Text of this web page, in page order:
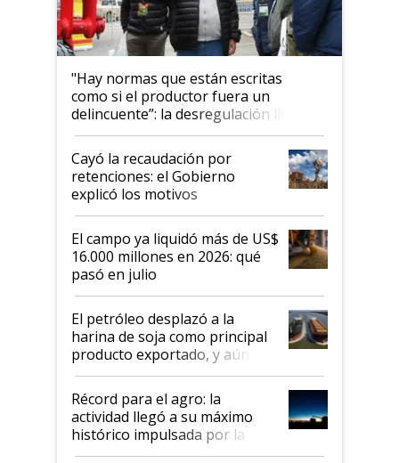
"Hay normas que están escritas
como si el productor fuera un
delincuente”: la desregulación llegó
al Congreso Aapresid y hasta se
habló del financiamiento al IPCVA
Cayó la recaudación por
retenciones: el Gobierno
explicó los motivos
El campo ya liquidó más de US$
16.000 millones en 2026: qué
pasó en julio
El petróleo desplazó a la
harina de soja como principal
producto exportado, y aún así
el agro aportó casi seis de cada
diez dólares y sostuvo el
liderazgo en un semestre
récord
Récord para el agro: la
actividad llegó a su máximo
histórico impulsada por la
cosecha y las exportaciones